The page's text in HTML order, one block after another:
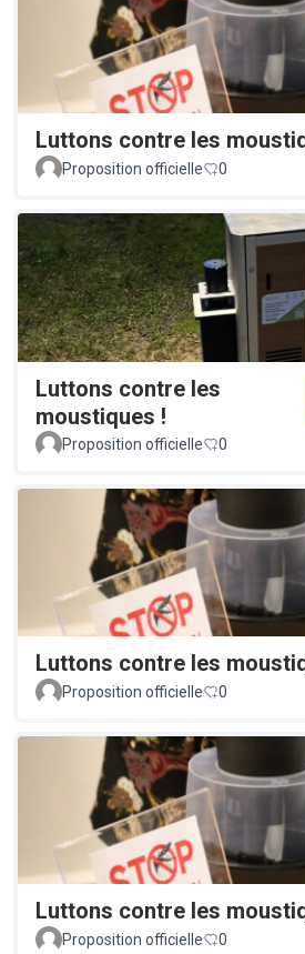
Luttons contre les
Proposition officielle
0
Luttons contre les
moustiques !
Proposition officielle
0
Luttons contre les
Proposition officielle
0
Luttons contre les
Proposition officielle
0